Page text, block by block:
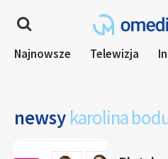
Najnowsze Telewizja
newsy karolina